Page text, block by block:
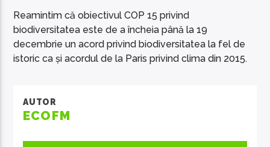
Reamintim că obiectivul COP 15 privind
biodiversitatea este de a încheia până la 19
decembrie un acord privind biodiversitatea la fel de
istoric ca și acordul de la Paris privind clima din 2015.
AUTOR
ECOFM